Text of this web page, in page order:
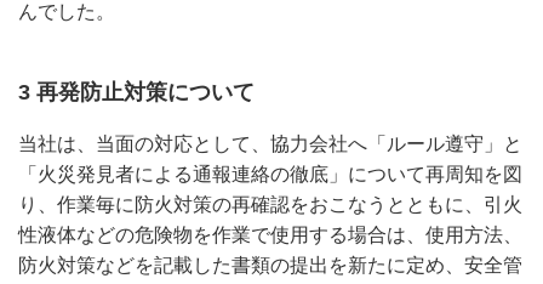
んでした。
3 再発防止対策について
当社は、当面の対応として、協力会社へ「ルール遵守」と
「火災発見者による通報連絡の徹底」について再周知を図
り、作業毎に防火対策の再確認をおこなうとともに、引火
性液体などの危険物を作業で使用する場合は、使用方法、
防火対策などを記載した書類の提出を新たに定め、安全管